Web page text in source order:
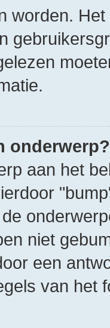
worden.
onderwerp?
aan het
niet
een
van het